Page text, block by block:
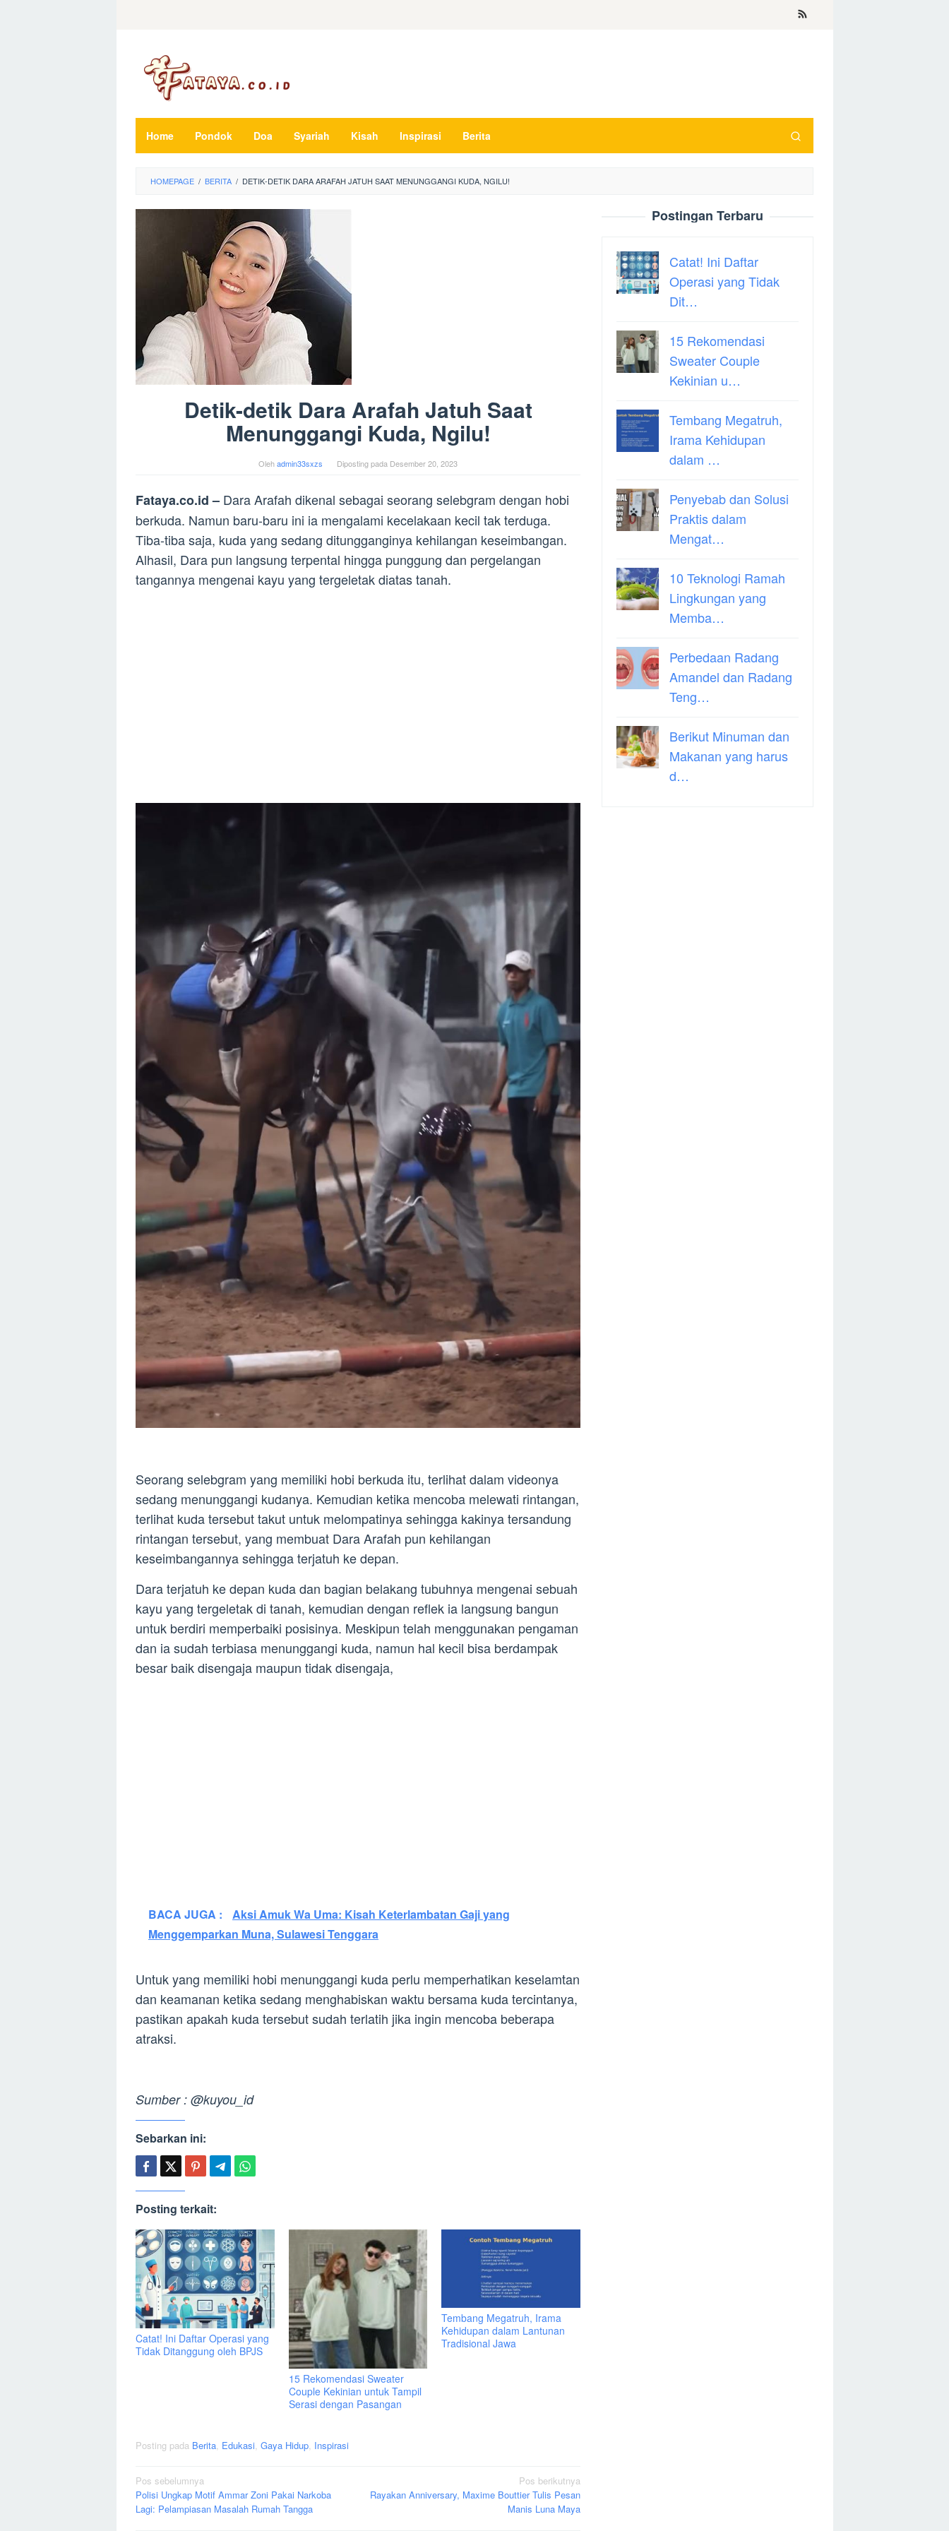
Home Pondok Doa Syariah Kisah Inspirasi Berita
HOMEPAGE / BERITA / DETIK-DETIK DARA ARAFAH JATUH SAAT MENUNGGANGI KUDA, NGILU!
Detik-detik Dara Arafah Jatuh Saat
Menunggangi Kuda, Ngilu!
Olehadmin33sxzs Diposting pada Desember 20, 2023
Fataya.co.id – Dara Arafah dikenal sebagai seorang selebgram dengan hobi
berkuda. Namun baru-baru ini ia mengalami kecelakaan kecil tak terduga.
Tiba-tiba saja, kuda yang sedang ditungganginya kehilangan keseimbangan.
Alhasil, Dara pun langsung terpental hingga punggung dan pergelangan
tangannya mengenai kayu yang tergeletak diatas tanah.
Seorang selebgram yang memiliki hobi berkuda itu, terlihat dalam videonya
sedang menunggangi kudanya. Kemudian ketika mencoba melewati rintangan,
terlihat kuda tersebut takut untuk melompatinya sehingga kakinya tersandung
rintangan tersebut, yang membuat Dara Arafah pun kehilangan
keseimbangannya sehingga terjatuh ke depan.
Dara terjatuh ke depan kuda dan bagian belakang tubuhnya mengenai sebuah
kayu yang tergeletak di tanah, kemudian dengan reflek ia langsung bangun
untuk berdiri memperbaiki posisinya. Meskipun telah menggunakan pengaman
dan ia sudah terbiasa menunggangi kuda, namun hal kecil bisa berdampak
besar baik disengaja maupun tidak disengaja,
BACA JUGA :
Aksi Amuk Wa Uma: Kisah Keterlambatan Gaji yang
Menggemparkan Muna, Sulawesi Tenggara
Untuk yang memiliki hobi menunggangi kuda perlu memperhatikan keselamtan
dan keamanan ketika sedang menghabiskan waktu bersama kuda tercintanya,
pastikan apakah kuda tersebut sudah terlatih jika ingin mencoba beberapa
atraksi.
Sumber : @kuyou_id
Sebarkan ini:
Posting terkait:
Catat! Ini Daftar Operasi yang
Tidak Ditanggung oleh BPJS
15 Rekomendasi Sweater
Couple Kekinian untuk Tampil
Serasi dengan Pasangan
Tembang Megatruh, Irama
Kehidupan dalam Lantunan
Tradisional Jawa
Posting pada Berita Edukasi Gaya Hidup Inspirasi
Navigasi
pos
Pos sebelumnya
Polisi Ungkap Motif Ammar Zoni Pakai Narkoba
Lagi: Pelampiasan Masalah Rumah Tangga
Pos berikutnya
Rayakan Anniversary, Maxime Bouttier Tulis Pesan
Manis Luna Maya
Postingan Terbaru
Catat! Ini Daftar
Operasi yang Tidak
Dit…
15 Rekomendasi
Sweater Couple
Kekinian u…
Tembang Megatruh,
Irama Kehidupan
dalam …
Penyebab dan Solusi
Praktis dalam
Mengat…
10 Teknologi Ramah
Lingkungan yang
Memba…
Perbedaan Radang
Amandel dan Radang
Teng…
Berikut Minuman dan
Makanan yang harus
d…